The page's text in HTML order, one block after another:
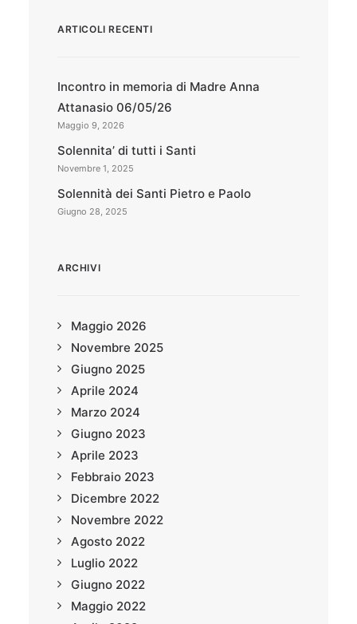
ARTICOLI RECENTI
Incontro in memoria di Madre Anna
Attanasio 06/05/26
Maggio 9, 2026
Solennita’ di tutti i Santi
Novembre 1, 2025
Solennità dei Santi Pietro e Paolo
Giugno 28, 2025
ARCHIVI
Maggio 2026
Novembre 2025
Giugno 2025
Aprile 2024
Marzo 2024
Giugno 2023
Aprile 2023
Febbraio 2023
Dicembre 2022
Novembre 2022
Agosto 2022
Luglio 2022
Giugno 2022
Maggio 2022